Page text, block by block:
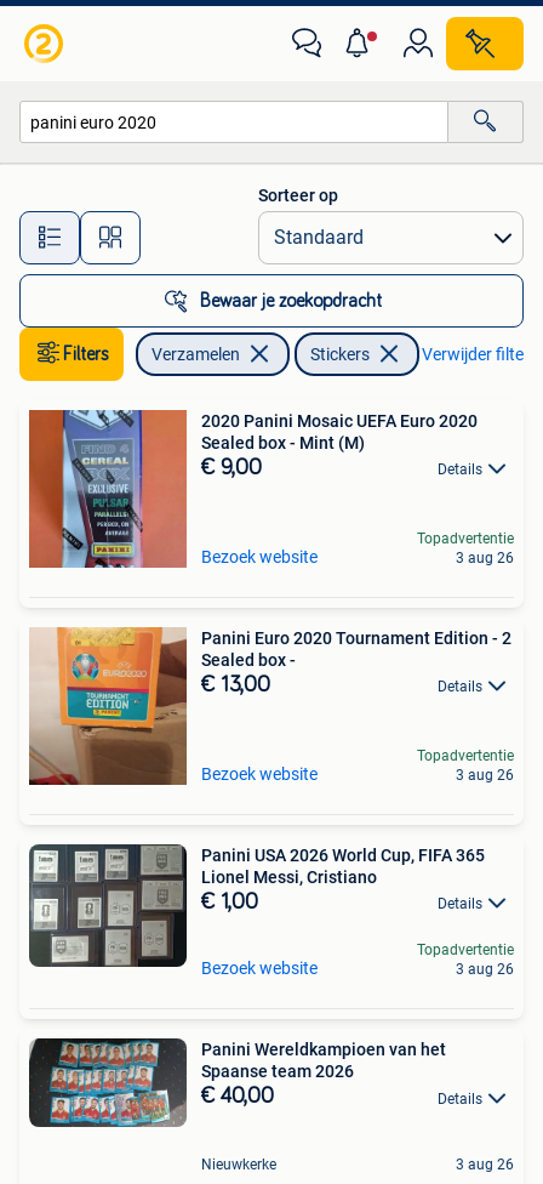
Alle afstanden…
Sorteer op
Bewaar je zoekopdracht
Filters Verzamelen Stickers Verwijder filters
2020 Panini Mosaic UEFA Euro 2020
Sealed box - Mint (M)
€ 9,00 Details
Bezoek website
Topadvertentie
3 aug 26
Panini Euro 2020 Tournament Edition - 2
Sealed box -
€ 13,00 Details
Bezoek website
Topadvertentie
3 aug 26
Panini USA 2026 World Cup, FIFA 365
Lionel Messi, Cristiano
€ 1,00 Details
Bezoek website
Topadvertentie
3 aug 26
Panini Wereldkampioen van het
Spaanse team 2026
€ 40,00 Details
Nieuwkerke 3 aug 26